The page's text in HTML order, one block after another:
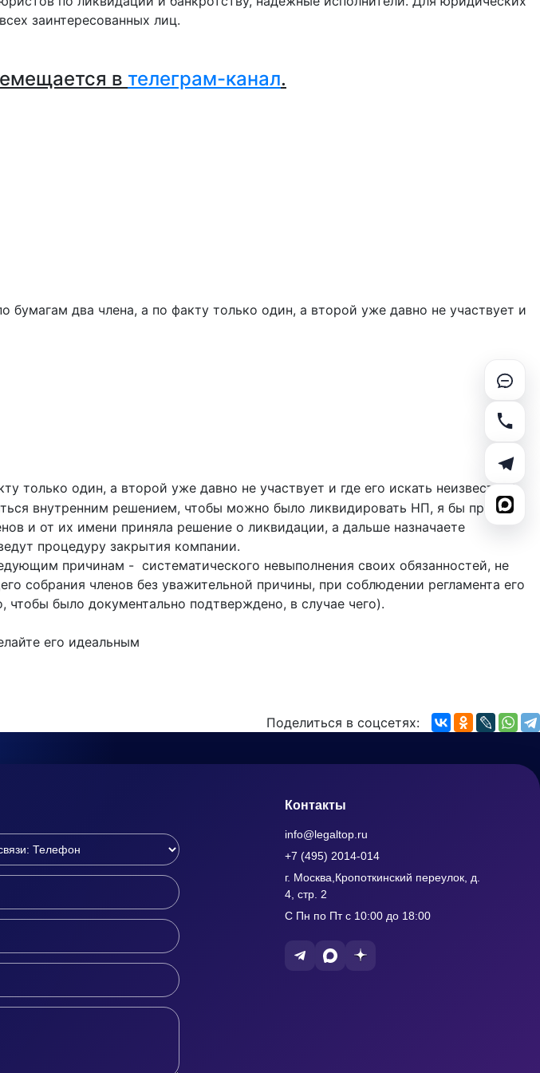
заинтересованных лиц.
в телеграм-канал.
бумагам два члена, а по факту только один, а второй уже давно не участвует и
только один, а второй уже давно не участвует и где его искать неизвестно?
внутренним решением, чтобы можно было ликвидировать НП, я бы приняла
и от их имени приняла решение о ликвидации, а дальше назначаете
процедуру закрытия компании.
причинам - систематического невыполнения своих обязанностей, не
собрания членов без уважительной причины, при соблюдении регламента его
было документально подтверждено, в случае чего).
его идеальным
Поделиться в соцсетях:
Контакты
info@legaltop.ru
+7 (495) 2014-014
г. Москва,Кропоткинский переулок, д.
4, стр. 2
С Пн по Пт с 10:00 до 18:00